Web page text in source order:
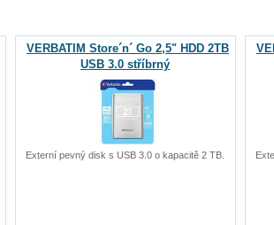
VERBATIM Store´n´ Go 2,5" HDD 2TB
USB 3.0 stříbrný
Externí pevný disk s USB 3.0 o kapacitě 2 TB.